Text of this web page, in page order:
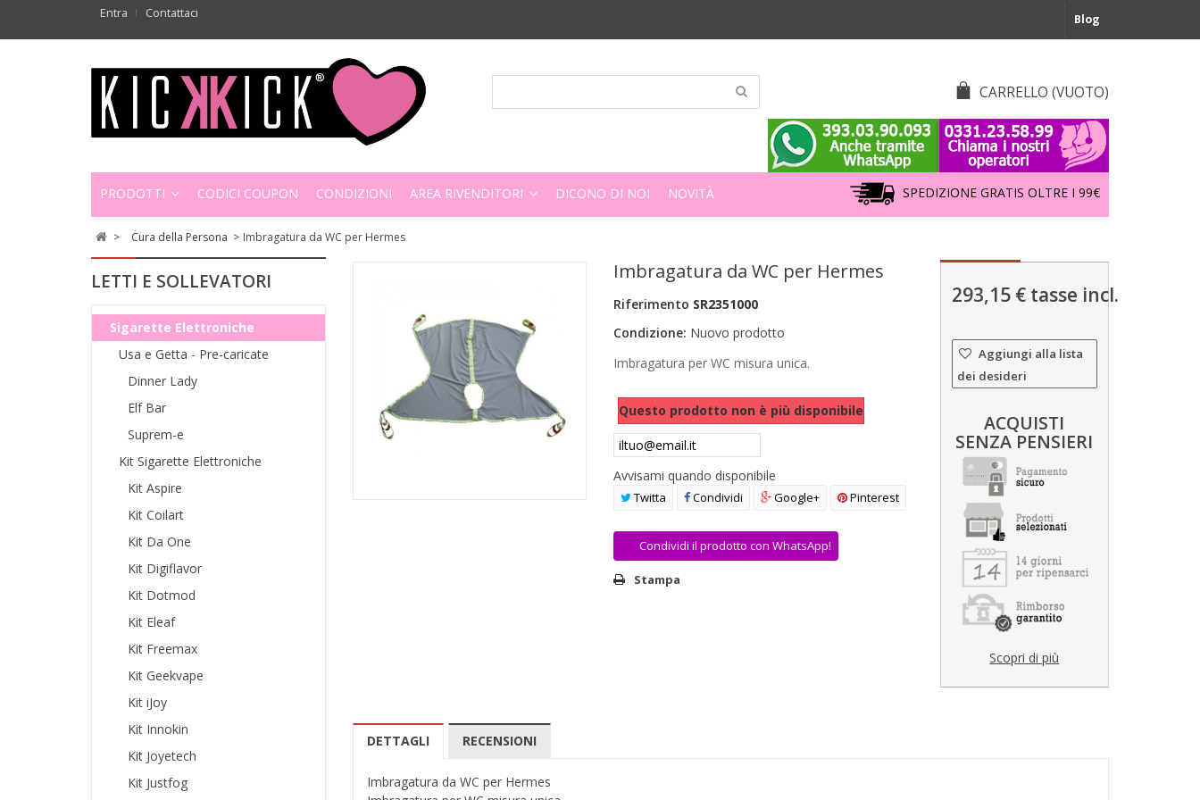
Entra Contattaci Blog
CARRELLO (VUOTO)
PRODOTTI CODICI COUPON CONDIZIONI AREA RIVENDITORI DICONO DI NOI NOVITÀ SPEDIZIONE GRATIS OLTRE I 99€
> Cura della Persona > Imbragatura da WC per Hermes
LETTI E SOLLEVATORI
Sigarette Elettroniche
Usa e Getta - Pre-caricate
Dinner Lady
Elf Bar
Suprem-e
Kit Sigarette Elettroniche
Kit Aspire
Kit Coilart
Kit Da One
Kit Digiflavor
Kit Dotmod
Kit Eleaf
Kit Freemax
Kit Geekvape
Kit iJoy
Kit Innokin
Kit Joyetech
Kit Justfog
Imbragatura da WC per Hermes
Riferimento SR2351000
Condizione: Nuovo prodotto
Imbragatura per WC misura unica.
Questo prodotto non è più disponibile
Avvisami quando disponibile
Twitta Condividi Google+ Pinterest
Condividi il prodotto con WhatsApp!
Stampa
293,15 €tasse incl.
Aggiungi alla lista
dei desideri
ACQUISTI
SENZA PENSIERI
Scopri di più
DETTAGLI RECENSIONI
Imbragatura da WC per Hermes